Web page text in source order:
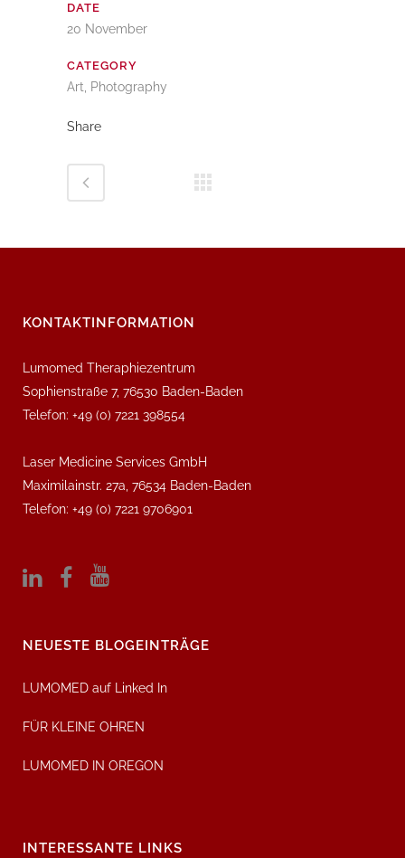
DATE
20 November
CATEGORY
Art, Photography
Share
KONTAKTINFORMATION
Lumomed Theraphiezentrum
Sophienstraße 7, 76530 Baden-Baden
Telefon: +49 (0) 7221 398554
Laser Medicine Services GmbH
Maximilainstr. 27a, 76534 Baden-Baden
Telefon: +49 (0) 7221 9706901
NEUESTE BLOGEINTRÄGE
LUMOMED auf Linked In
FÜR KLEINE OHREN
LUMOMED IN OREGON
INTERESSANTE LINKS